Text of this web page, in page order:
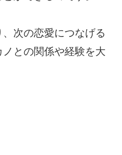
次の恋愛につなげる
との関係や経験を大